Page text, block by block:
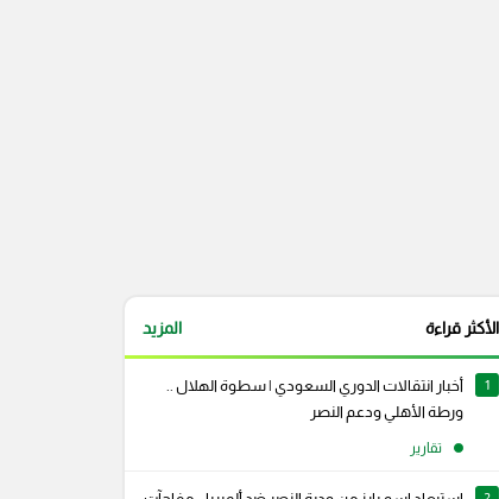
الأكثر قراءة المزيد
1
أخبار انتقالات الدوري السعودي | سطوة الهلال ..
ورطة الأهلي ودعم النصر
تقارير